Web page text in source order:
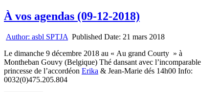
À vos agendas (09-12-2018)
Author: asbl SPTJA Published Date: 21 mars 2018
Le dimanche 9 décembre 2018 au « Au grand Courty » à
Montheban Gouvy (Belgique) Thé dansant avec l’incomparable
princesse de l’accordéon Erika & Jean-Marie dés 14h00 Info:
0032(0)475.205.804